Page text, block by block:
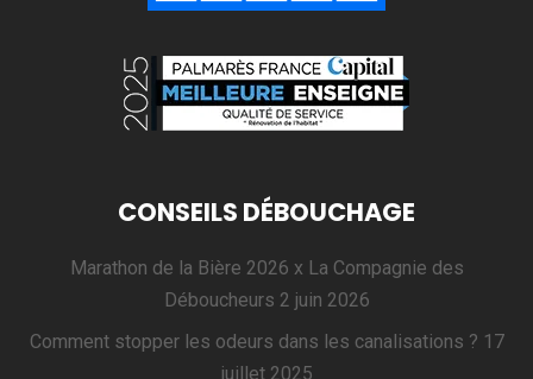
CONSEILS DÉBOUCHAGE
Marathon de la Bière 2026 x La Compagnie des
Déboucheurs 2 juin 2026
Comment stopper les odeurs dans les canalisations ? 17
juillet 2025